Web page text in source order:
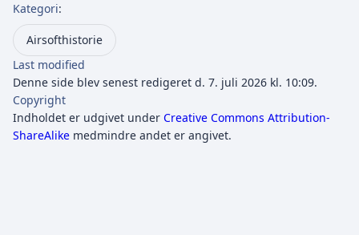
Kategori:
Airsofthistorie
Last modified
Denne side blev senest redigeret d. 7. juli 2026 kl. 10:09.
Copyright
Indholdet er udgivet under Creative Commons Attribution-
ShareAlike medmindre andet er angivet.